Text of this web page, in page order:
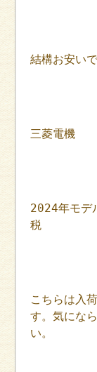
結構お安い
三菱電機
2024年モ
税
こちらは入
す。気にな
い。